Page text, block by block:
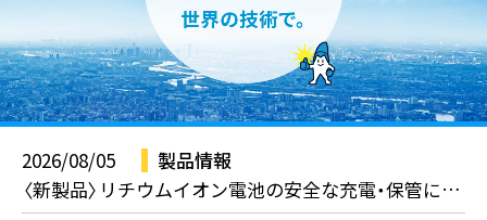
2026/08/05
製品情報
〈新製品〉リチウムイオン電池の安全な充電・保管に！「リチウムイオンバッテリーチャージングキャビネット」